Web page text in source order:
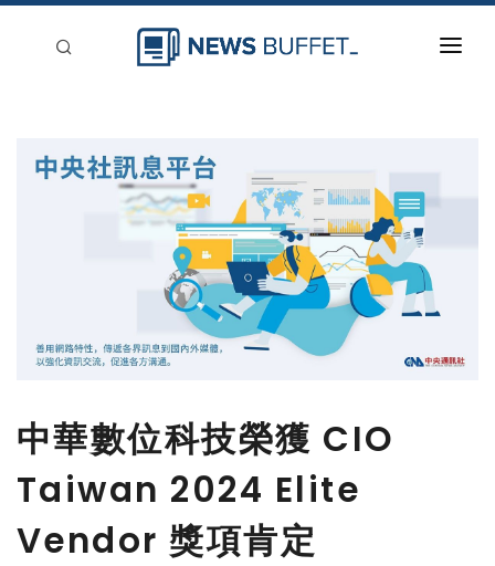
中華數位科技榮獲 CIO
Taiwan 2024 Elite
Vendor 獎項肯定